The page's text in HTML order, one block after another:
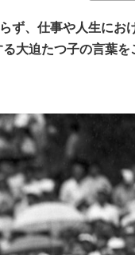
ず、仕事や人生にお
大迫たつ子の言葉を